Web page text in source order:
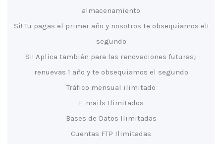
almacenamiento
¡Si! Tu pagas el primer año y nosotros te obsequiamos el
segundo
¡Si! Aplica también para las renovaciones futuras,
renuevas 1 año y te obsequiamos el segundo
Tráfico mensual ilimitado
E-mails Ilimitados
Bases de Datos Ilimitadas
Cuentas FTP Ilimitadas